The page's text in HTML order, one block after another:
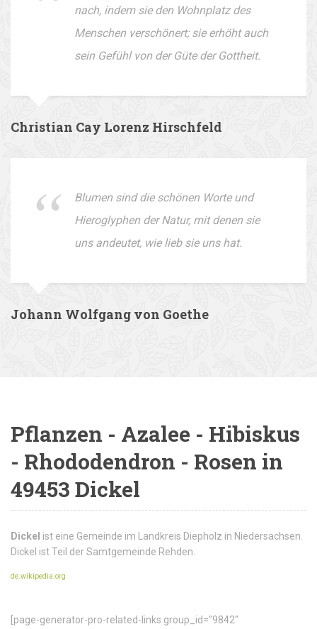
nach, indem sie den Wohnplatz des
Menschen verschönert; sie erhöht auch
sein Gefühl von der Güte der Gottheit.
Christian Cay Lorenz Hirschfeld
Blumen sind die schönen Worte und
Hieroglyphen der Natur, mit denen sie
uns andeutet, wie lieb sie uns hat.
Johann Wolfgang von Goethe
Pflanzen - Azalee - Hibiskus
- Rhododendron - Rosen in
49453 Dickel
Dickel ist eine Gemeinde im Landkreis Diepholz in Niedersachsen.
Dickel ist Teil der Samtgemeinde Rehden.
de.wikipedia.org
[page-generator-pro-related-links group_id="9842"